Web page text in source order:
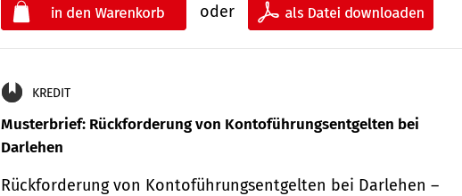
oder
KREDIT
Musterbrief: Rückforderung von Kontoführungsentgelten bei
Darlehen
Rückforderung von Kontoführungsentgelten bei Darlehen –